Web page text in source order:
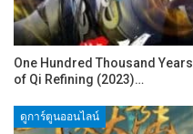
One Hundred Thousand Years
of Qi Refining (2023)…
ดูการ์ตูนออนไลน์